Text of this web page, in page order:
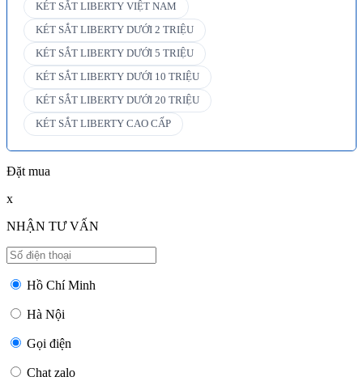
KÉT SẮT LIBERTY VIỆT NAM
KÉT SẮT LIBERTY DƯỚI 2 TRIỆU
KÉT SẮT LIBERTY DƯỚI 5 TRIỆU
KÉT SẮT LIBERTY DƯỚI 10 TRIỆU
KÉT SẮT LIBERTY DƯỚI 20 TRIỆU
KÉT SẮT LIBERTY CAO CẤP
Đặt mua
x
NHẬN TƯ VẤN
Hồ Chí Minh
Hà Nội
Gọi điện
Chat zalo